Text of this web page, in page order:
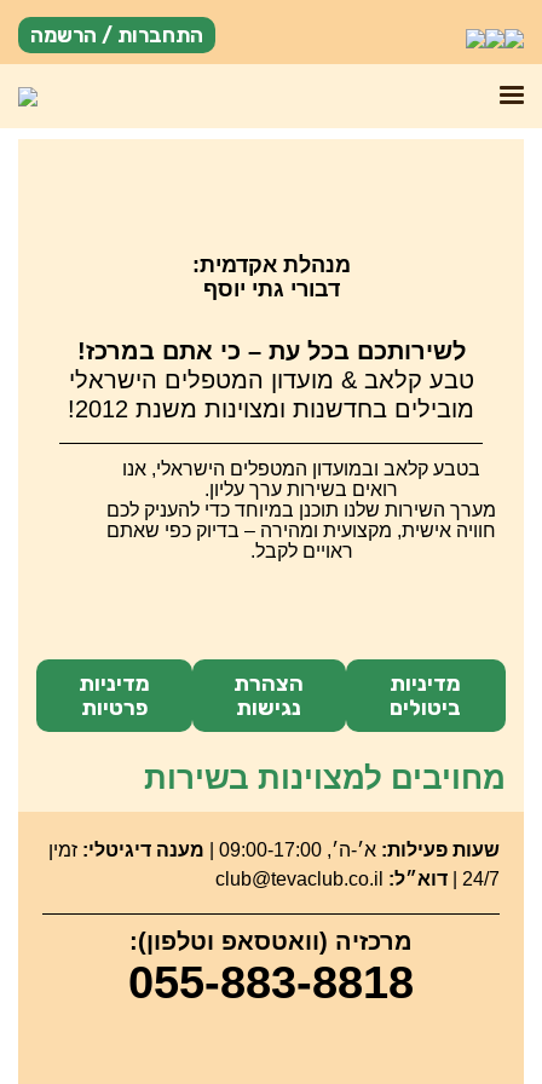
התחברות / הרשמה
מנהלת אקדמית:
דבורי גתי יוסף
לשירותכם בכל עת – כי אתם במרכז!
טבע קלאב & מועדון המטפלים הישראלי
מובילים בחדשנות ומצוינות משנת 2012!
בטבע קלאב ובמועדון המטפלים הישראלי, אנו
רואים בשירות ערך עליון.
מערך השירות שלנו תוכנן במיוחד כדי להעניק לכם
חוויה אישית, מקצועית ומהירה – בדיוק כפי שאתם
ראויים לקבל.
מדיניות
ביטולים
הצהרת
נגישות
מדיניות
פרטיות
מחויבים למצוינות בשירות
שעות פעילות: א׳-ה׳, 09:00-17:00 | מענה דיגיטלי: זמין
24/7 |
דוא״ל:
מרכזיה (וואטסאפ וטלפון):
055-883-8818